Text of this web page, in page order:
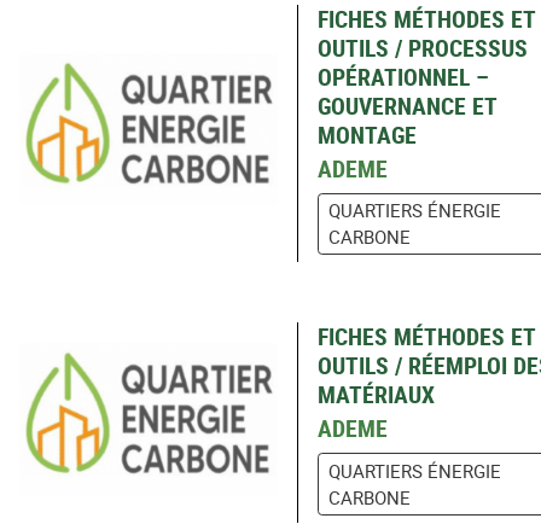
FICHES MÉTHODES ET
OUTILS / PROCESSUS
OPÉRATIONNEL –
GOUVERNANCE ET
MONTAGE
ADEME
QUARTIERS ÉNERGIE
CARBONE
FICHES MÉTHODES ET
OUTILS / RÉEMPLOI
MATÉRIAUX
ADEME
QUARTIERS ÉNERGIE
CARBONE